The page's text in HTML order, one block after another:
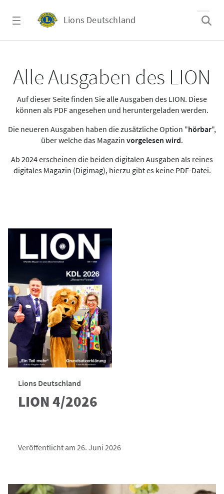
Lions Deutschland
Alle Ausgaben des LION
Auf dieser Seite finden Sie alle Ausgaben des LION. Diese
können als PDF angesehen und heruntergeladen werden.
Die neueren Ausgaben haben die zusätzliche Option "hörbar",
über welche das Magazin vorgelesen wird.
Ab 2024 erscheinen die beiden digitalen Ausgaben als reines
digitales Magazin (Digimag), hierzu gibt es keine PDF-Datei.
Lions Deutschland
LION 4/2026
Veröffentlicht am 26. Juni 2026